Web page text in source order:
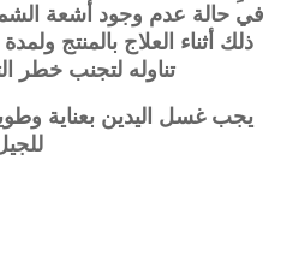
في حالة عدم وجود أشعة
ذلك أثناء العلاج بالمنتج
تناوله لتجنب خطر
يجب غسل اليدين بعناية